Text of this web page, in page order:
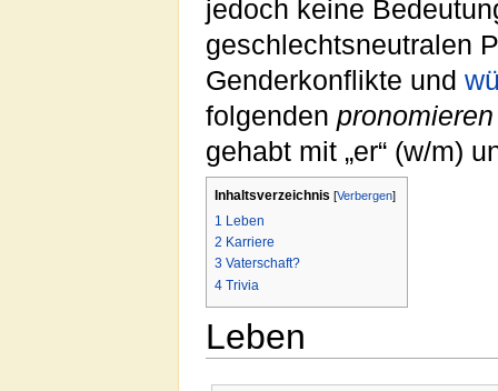
jedoch keine
geschlechtsneutralen
Genderkonflikte und
folgenden pronomieren
gehabt mit „er“ (w/m)
Inhaltsverzeichnis [Verbergen]
1 Leben
2 Karriere
3 Vaterschaft?
4 Trivia
Leben